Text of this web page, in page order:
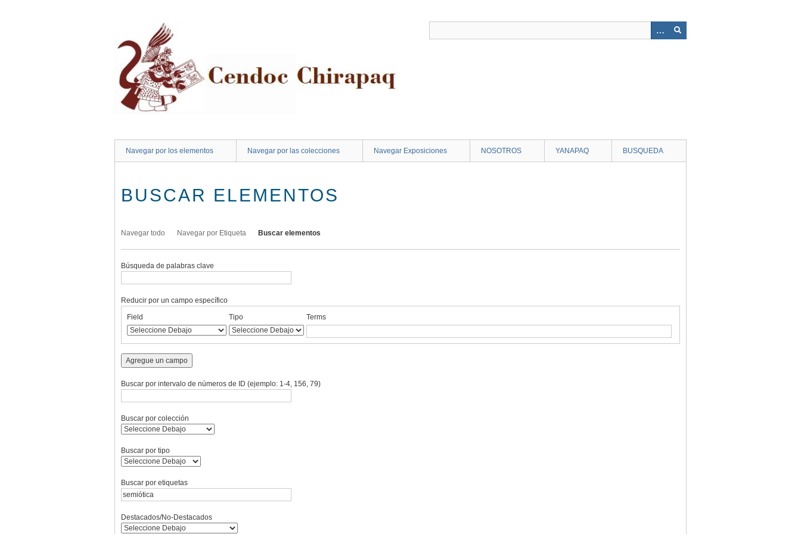
Navegar por los elementos Navegar por las colecciones Navegar Exposiciones NOSOTROS YANAPAQ BUSQUEDA
BUSCAR ELEMENTOS
Navegar todo Navegar por Etiqueta Buscar elementos
Búsqueda de palabras clave
rows
in
"Reducir
por
campo
Reducir por un campo específico
de
búsqueda
de
búsqueda
de
búsqueda
de
Búsqueda
Field Tipo Terms
Agregue un campo
Buscar por intervalo de números de ID (ejemplo: 1-4, 156, 79)
Buscar por colección
Buscar por tipo
Buscar por etiquetas
Destacados/No-Destacados